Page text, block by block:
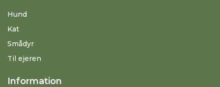
Hund
Kat
Smådyr
Til ejeren
Information